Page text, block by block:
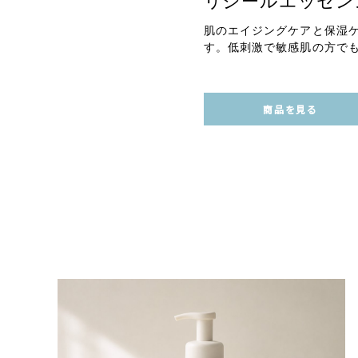
肌のエイジングケアと保湿
す。低刺激で敏感肌の方で
商品を見る